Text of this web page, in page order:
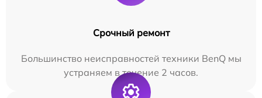
Срочный ремонт
Большинство неисправностей техники BenQ мы
устраняем в течение 2 часов.